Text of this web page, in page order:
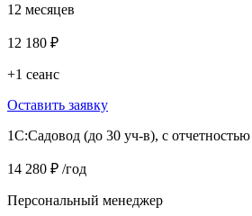
12 месяцев
12 180 ₽
+1 сеанс
Оставить заявку
1C:Садовод (до 30 уч-в), с отчетностью
14 280 ₽ /год
Персональный менеджер